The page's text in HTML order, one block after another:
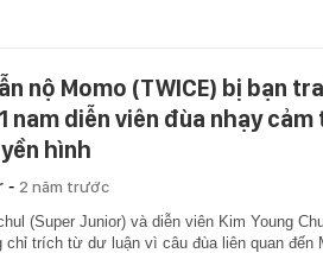
nộ Momo (TWICE) bị bạn
nam diễn viên đùa nhạy
hình
- 2 năm trước
(Super Junior) và diễn viên Kim Young
chỉ trích từ dư luận vì câu đùa liên quan đến